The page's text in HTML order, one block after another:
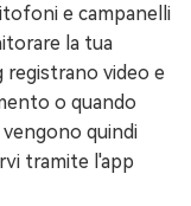
e campanelli
la tua
registrano video e
o quando
quindi
tramite l'app